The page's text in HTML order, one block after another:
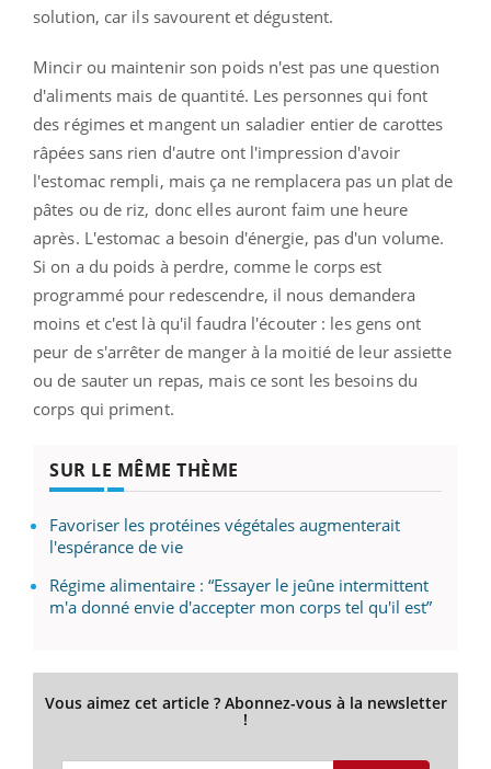
solution, car ils savourent et dégustent.
Mincir ou maintenir son poids n'est pas une question
d'aliments mais de quantité. Les personnes qui font
des régimes et mangent un saladier entier de carottes
râpées sans rien d'autre ont l'impression d'avoir
l'estomac rempli, mais ça ne remplacera pas un plat de
pâtes ou de riz, donc elles auront faim une heure
après. L'estomac a besoin d'énergie, pas d'un volume.
Si on a du poids à perdre, comme le corps est
programmé pour redescendre, il nous demandera
moins et c'est là qu'il faudra l'écouter : les gens ont
peur de s'arrêter de manger à la moitié de leur assiette
ou de sauter un repas, mais ce sont les besoins du
corps qui priment.
SUR LE MÊME THÈME
Favoriser les protéines végétales augmenterait
l'espérance de vie
Régime alimentaire : “Essayer le jeûne intermittent
m'a donné envie d'accepter mon corps tel qu'il est”
Vous aimez cet article ? Abonnez-vous à la newsletter
!